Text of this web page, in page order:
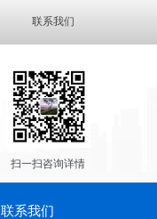
扫一扫咨询详情
联系我们
联系我们